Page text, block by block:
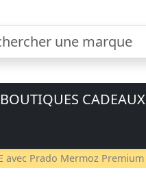
BOUTIQUES CADEAUX
avec Prado Mermoz Premium